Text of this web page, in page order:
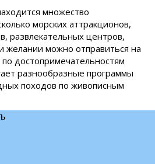
множество
морских аттракционов,
развлекательных центров,
желании можно отправиться на
достопримечательностям
разнообразные программы
походов по живописным